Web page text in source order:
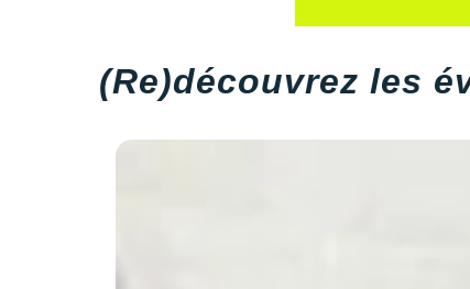
(Re)découvrez les